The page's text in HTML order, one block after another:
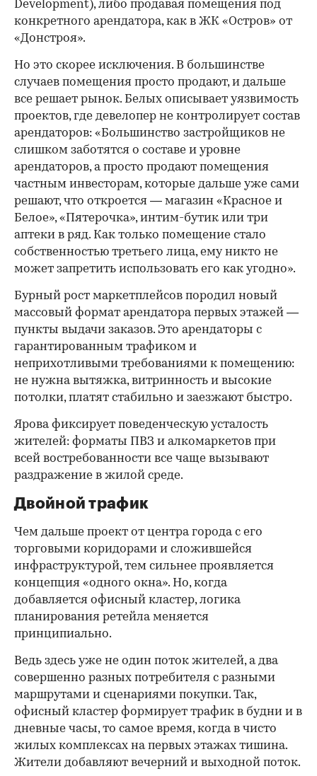
Development), либо продавая помещения под
конкретного арендатора, как в ЖК «Остров» от
«Донстроя».
Но это скорее исключения. В большинстве
случаев помещения просто продают, и дальше
все решает рынок. Белых описывает уязвимость
проектов, где девелопер не контролирует состав
арендаторов: «Большинство застройщиков не
слишком заботятся о составе и уровне
арендаторов, а просто продают помещения
частным инвесторам, которые дальше уже сами
решают, что откроется — магазин «Красное и
Белое», «Пятерочка», интим-бутик или три
аптеки в ряд. Как только помещение стало
собственностью третьего лица, ему никто не
может запретить использовать его как угодно».
Бурный рост маркетплейсов породил новый
массовый формат арендатора первых этажей —
пункты выдачи заказов. Это арендаторы с
гарантированным трафиком и
неприхотливыми требованиями к помещению:
не нужна вытяжка, витринность и высокие
потолки, платят стабильно и заезжают быстро.
Ярова фиксирует поведенческую усталость
жителей: форматы ПВЗ и алкомаркетов при
всей востребованности все чаще вызывают
раздражение в жилой среде.
Двойной трафик
Чем дальше проект от центра города с его
торговыми коридорами и сложившейся
инфраструктурой, тем сильнее проявляется
концепция «одного окна». Но, когда
добавляется офисный кластер, логика
планирования ретейла меняется
принципиально.
Ведь здесь уже не один поток жителей, а два
совершенно разных потребителя с разными
маршрутами и сценариями покупки. Так,
офисный кластер формирует трафик в будни и в
дневные часы, то самое время, когда в чисто
жилых комплексах на первых этажах тишина.
Жители добавляют вечерний и выходной поток.